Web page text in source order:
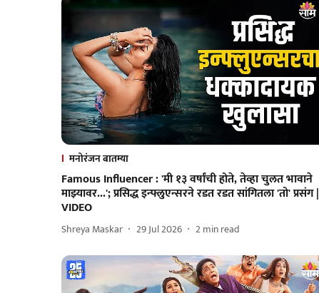
मनोरंजन बातम्या
Famous Influencer : 'मी १३ वर्षांची होते, तेव्हा चुलत भावाने
माझ्यावर...'; प्रसिद्ध इन्फ्लुएन्सरने रडत रडत सांगितला 'तो' प्रसंग |
VIDEO
Shreya Maskar 29 Jul 2026 2min read